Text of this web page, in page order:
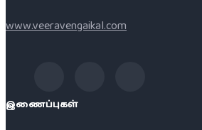
www.veeravengaikal.com
இணைப்புகள்